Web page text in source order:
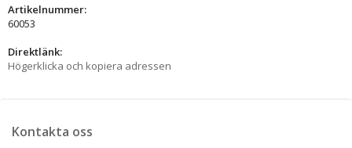
Artikelnummer:
60053
Direktlänk:
Högerklicka och kopiera adressen
Kontakta oss